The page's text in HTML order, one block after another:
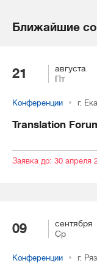
Ближайшие
21
августа
Пт
Конференции г.
Translation
Заявка до: 30 апреля
09
сентября
Ср
Конференции г.